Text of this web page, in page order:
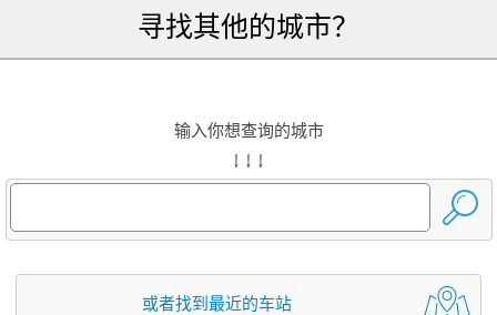
寻找其他的城市？
输入你想查询的城市
↓ ↓ ↓
或者找到最近的车站